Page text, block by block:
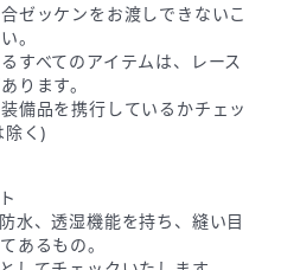
ゼッケンをお渡しできないこ
。
すべてのアイテムは、レース
ります。
備品を携行しているかチェッ
除く)
水、透湿機能を持ち、縫い目
あるもの。